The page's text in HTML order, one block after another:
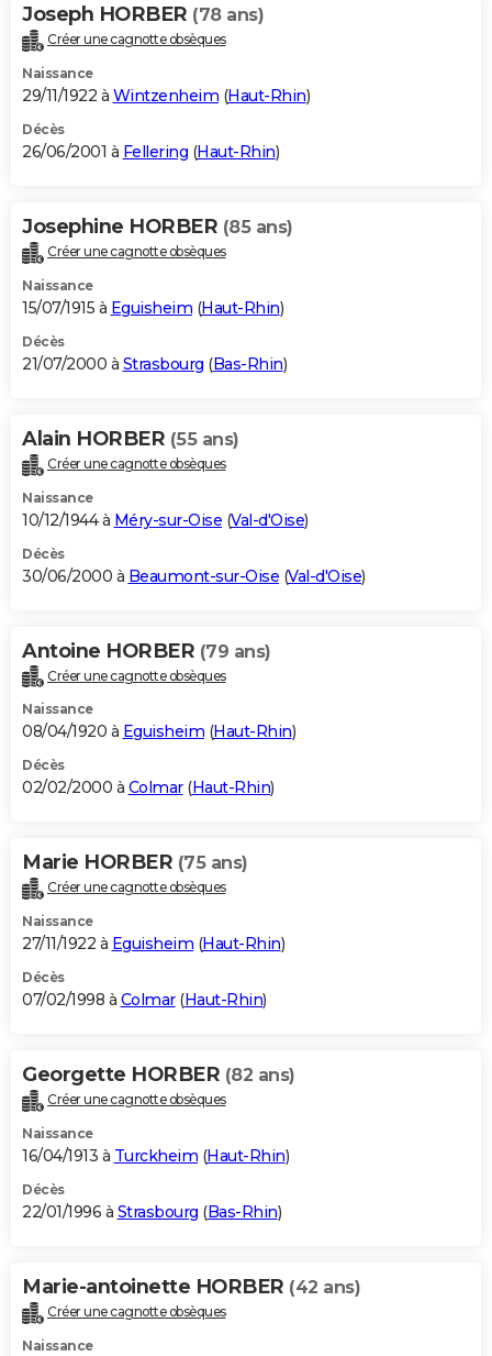
Joseph HORBER (78 ans)
Créer une cagnotte obsèques
Naissance
29/11/1922 à Wintzenheim (Haut-Rhin)
Décès
26/06/2001 à Fellering (Haut-Rhin)
Josephine HORBER (85 ans)
Créer une cagnotte obsèques
Naissance
15/07/1915 à Eguisheim (Haut-Rhin)
Décès
21/07/2000 à Strasbourg (Bas-Rhin)
Alain HORBER (55 ans)
Créer une cagnotte obsèques
Naissance
10/12/1944 à Méry-sur-Oise (Val-d'Oise)
Décès
30/06/2000 à Beaumont-sur-Oise (Val-d'Oise)
Antoine HORBER (79 ans)
Créer une cagnotte obsèques
Naissance
08/04/1920 à Eguisheim (Haut-Rhin)
Décès
02/02/2000 à Colmar(Haut-Rhin)
Marie HORBER (75 ans)
Créer une cagnotte obsèques
Naissance
27/11/1922 à Eguisheim (Haut-Rhin)
Décès
07/02/1998 à Colmar(Haut-Rhin)
Georgette HORBER (82 ans)
Créer une cagnotte obsèques
Naissance
16/04/1913 à Turckheim (Haut-Rhin)
Décès
22/01/1996 à Strasbourg (Bas-Rhin)
Marie-antoinette HORBER (42 ans)
Créer une cagnotte obsèques
Naissance